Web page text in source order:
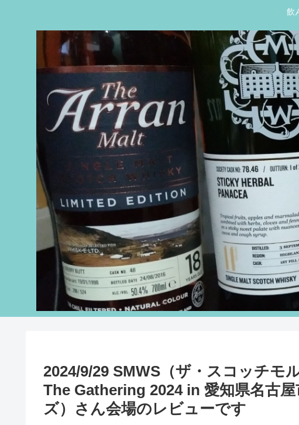
飲
2024/9/29 SMWS（ザ・スコッチモ
The Gathering 2024 in 愛知県名古
ズ）さん会場のレビューです